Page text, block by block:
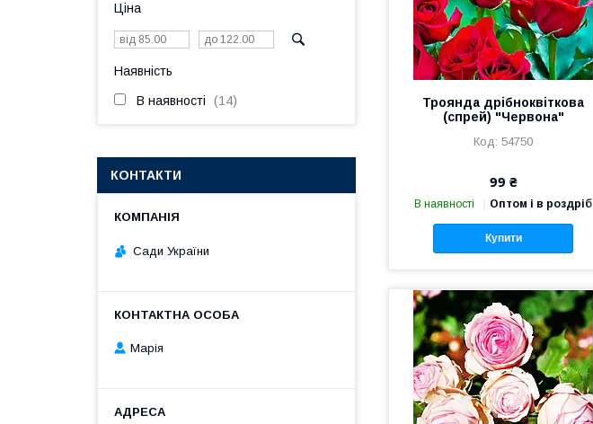
Троянда дрібноквіткова
(спрей) "Червона"
54750
99 ₴
В наявності Оптом і в роздріб
Купити
Ціна
Наявність
В наявності 14
КОНТАКТИ
Сади України
Марія